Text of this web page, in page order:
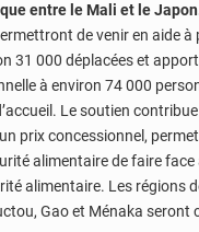
entre le Mali et le
de venir en aide à
31 000 déplacées et
à environ 74 000
Le soutien
prix concessionnel,
alimentaire de faire face
alimentaire. Les régions
Gao et Ménaka seront